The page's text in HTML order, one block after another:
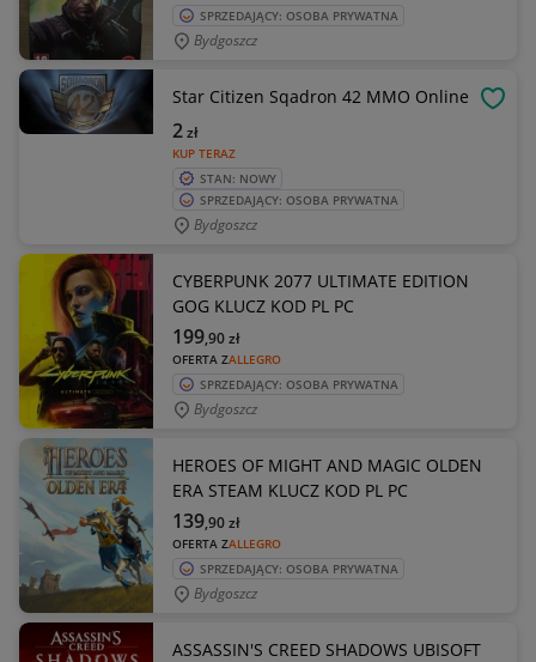
SPRZEDAJĄCY: OSOBA PRYWATNA
Bydgoszcz
Star Citizen Sqadron 42 MMO Online
KUP TERAZ
2zł
STAN: NOWY
SPRZEDAJĄCY: OSOBA PRYWATNA
Bydgoszcz
CYBERPUNK 2077 ULTIMATE EDITION
GOG KLUCZ KOD PL PC
OFERTA ZALLEGRO
199,90zł
SPRZEDAJĄCY: OSOBA PRYWATNA
Bydgoszcz
HEROES OF MIGHT AND MAGIC OLDEN
ERA STEAM KLUCZ KOD PL PC
OFERTA ZALLEGRO
139,90zł
SPRZEDAJĄCY: OSOBA PRYWATNA
Bydgoszcz
ASSASSIN'S CREED SHADOWS UBISOFT